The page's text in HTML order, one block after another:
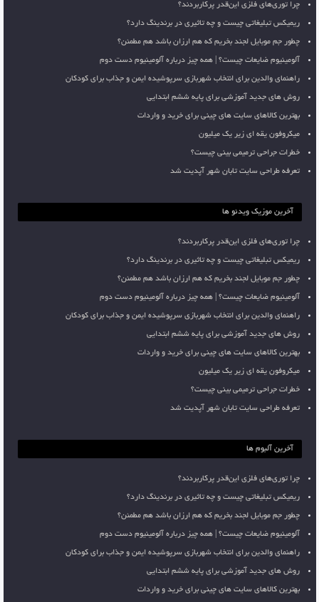
چرا توری‌های فلزی این‌قدر پرکاربردند؟
ریمیکس تبلیغاتی چیست و چه تاثیری در برندینگ دارد؟
چطور جم موبایل لجند بخریم که هم ارزان باشد هم مطمئن؟
آلومینیوم ضایعات چیست؟ | همه چیز درباره آلومینیوم دست دوم
راهنمای والدین برای انتخاب شهربازی سرپوشیده ایمن و جذاب برای کودکان
روش های جدید آموزشی برای پایه ششم ابتدایی
بهترین کالاهای سایت های چینی برای خرید و واردات
میکروفون یقه ای زیر یک میلیون
خطرات جراحی ترمیمی بینی چیست؟
تعرفه طراحی سایت تابان شهر آپدیت شد
آخرین موزیک ویدئو ها
چرا توری‌های فلزی این‌قدر پرکاربردند؟
ریمیکس تبلیغاتی چیست و چه تاثیری در برندینگ دارد؟
چطور جم موبایل لجند بخریم که هم ارزان باشد هم مطمئن؟
آلومینیوم ضایعات چیست؟ | همه چیز درباره آلومینیوم دست دوم
راهنمای والدین برای انتخاب شهربازی سرپوشیده ایمن و جذاب برای کودکان
روش های جدید آموزشی برای پایه ششم ابتدایی
بهترین کالاهای سایت های چینی برای خرید و واردات
میکروفون یقه ای زیر یک میلیون
خطرات جراحی ترمیمی بینی چیست؟
تعرفه طراحی سایت تابان شهر آپدیت شد
آخرین آلبوم ها
چرا توری‌های فلزی این‌قدر پرکاربردند؟
ریمیکس تبلیغاتی چیست و چه تاثیری در برندینگ دارد؟
چطور جم موبایل لجند بخریم که هم ارزان باشد هم مطمئن؟
آلومینیوم ضایعات چیست؟ | همه چیز درباره آلومینیوم دست دوم
راهنمای والدین برای انتخاب شهربازی سرپوشیده ایمن و جذاب برای کودکان
روش های جدید آموزشی برای پایه ششم ابتدایی
بهترین کالاهای سایت های چینی برای خرید و واردات